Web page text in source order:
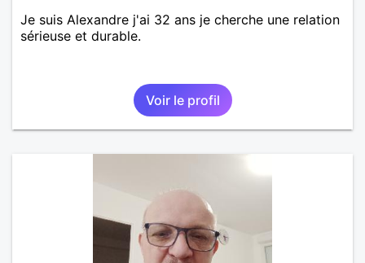
Je suis Alexandre j'ai 32 ans je cherche une relation
sérieuse et durable.
Voir le profil